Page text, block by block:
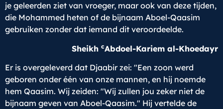
je geleerden ziet van vroeger, maar ook van deze tijden,
die Mohammed heten of de bijnaam Aboel-Qaasim
gebruiken zonder dat iemand dit veroordeelde.
Sheikh cAbdoel-Kariem al-Khoedayr
Er is overgeleverd dat Djaabir zei: "Een zoon werd
geboren onder één van onze mannen, en hij noemde
hem Qaasim. Wij zeiden: "Wij zullen jou zeker niet de
bijnaam geven van Aboel-Qaasim." Hij vertelde de